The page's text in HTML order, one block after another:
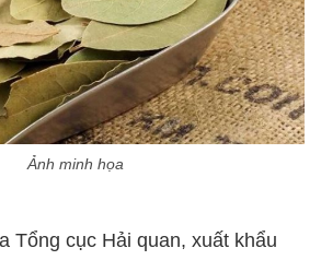
Ảnh minh họa
Tổng cục Hải quan, xuất khẩu